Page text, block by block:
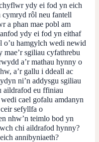
ydy ei fod yn eich
rôl neu fantell
a phan mae pobl am
ydy ei fod yn eithaf
hamgylch wedi newid
sgiliau cyfathrebu
a’r mathau hynny o
a’r gallu i ddeall ac
ni’n addysgu sgiliau
aildrafod eu ffiniau
cael gofalu amdanyn
sefyllfa o
nhw’n teimlo bod yn
chi aildrafod hynny?
annibyniaeth?